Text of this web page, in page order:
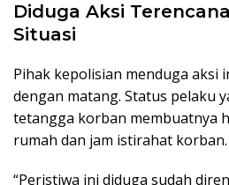
Diduga Aksi
Situasi
Pihak kepolisian menduga aksi
dengan matang. Status pelaku
tetangga korban membuatnya
rumah dan jam istirahat korban.
“Peristiwa ini diduga sudah